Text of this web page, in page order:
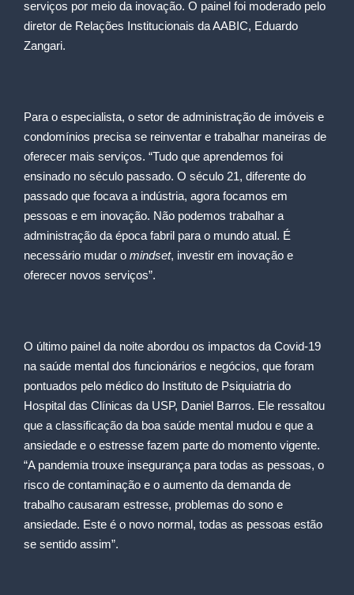
serviços por meio da inovação. O painel foi moderado pelo
diretor de Relações Institucionais da AABIC, Eduardo
Zangari.
Para o especialista, o setor de administração de imóveis e
condomínios precisa se reinventar e trabalhar maneiras de
oferecer mais serviços. “Tudo que aprendemos foi
ensinado no século passado. O século 21, diferente do
passado que focava a indústria, agora focamos em
pessoas e em inovação. Não podemos trabalhar a
administração da época fabril para o mundo atual. É
necessário mudar o mindset, investir em inovação e
oferecer novos serviços”.
O último painel da noite abordou os impactos da Covid-19
na saúde mental dos funcionários e negócios, que foram
pontuados pelo médico do Instituto de Psiquiatria do
Hospital das Clínicas da USP, Daniel Barros. Ele ressaltou
que a classificação da boa saúde mental mudou e que a
ansiedade e o estresse fazem parte do momento vigente.
“A pandemia trouxe insegurança para todas as pessoas, o
risco de contaminação e o aumento da demanda de
trabalho causaram estresse, problemas do sono e
ansiedade. Este é o novo normal, todas as pessoas estão
se sentido assim”.